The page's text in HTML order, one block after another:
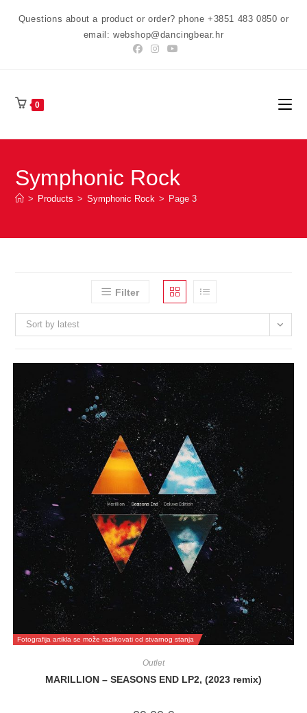
Questions about a product or order? phone +3851 483 0850 or
email: webshop@dancingbear.hr
0
Symphonic Rock
> Products > Symphonic Rock > Page 3
Filter
Sort by latest
Fotografija artikla se može razlikovati od stvarnog stanja
Outlet
MARILLION – SEASONS END LP2, (2023 remix)